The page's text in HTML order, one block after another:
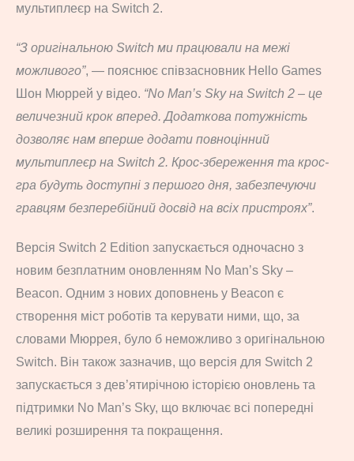
мультиплеєр на Switch 2.
“З оригінальною Switch ми працювали на межі
можливого”, — пояснює співзасновник Hello Games
Шон Мюррей у відео. “No Man’s Sky на Switch 2 – це
величезний крок вперед. Додаткова потужність
дозволяє нам вперше додати повноцінний
мультиплеєр на Switch 2. Крос-збереження та крос-
гра будуть доступні з першого дня, забезпечуючи
гравцям безперебійний досвід на всіх пристроях”.
Версія Switch 2 Edition запускається одночасно з
новим безплатним оновленням No Man’s Sky –
Beacon. Одним з нових доповнень у Beacon є
створення міст роботів та керувати ними, що, за
словами Мюррея, було б неможливо з оригінальною
Switch. Він також зазначив, що версія для Switch 2
запускається з дев’ятирічною історією оновлень та
підтримки No Man’s Sky, що включає всі попередні
великі розширення та покращення.